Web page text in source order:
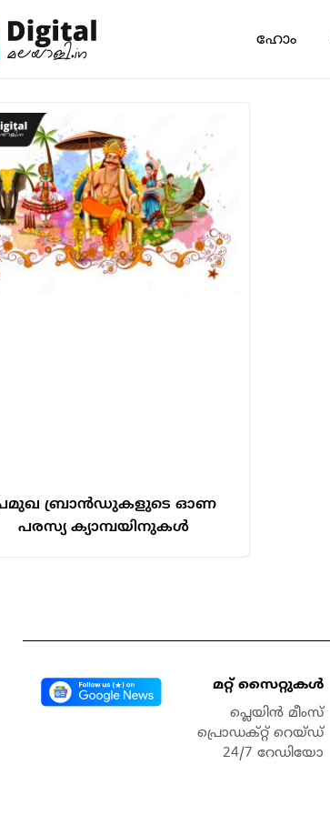
ഹോം
ബ്രാൻഡുകളുടെ ഓണ
പരസ്യ ക്യാമ്പയിനുകൾ
മറ്റ് സൈറ്റുകൾ
പ്ലെയിൻ മീംസ്
പ്രൊഡക്റ്റ് റെയ്ഡ്
24/7 റേഡിയോ